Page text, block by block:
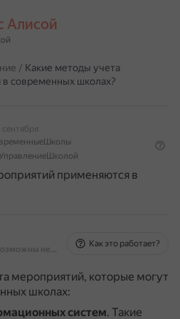
Алисой
/ Какие методы учета
современных школах?
сентября
применяются в
На основе источников, возможны неточности
Как это работает?
мероприятий, которые могут
школах:
систем. Такие